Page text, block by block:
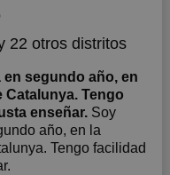
22 otros distritos
segundo año, en
Catalunya. Tengo
enseñar. Soy
año, en la
Tengo facilidad